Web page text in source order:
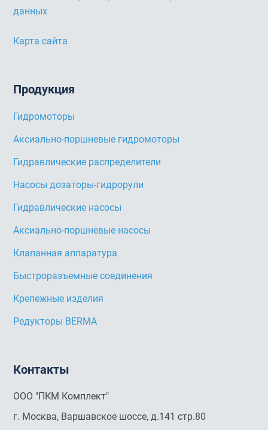
данных
Карта сайта
Продукция
Гидромоторы
Аксиально-поршневые гидромоторы
Гидравлические распределители
Насосы дозаторы-гидрорули
Гидравлические насосы
Аксиально-поршневые насосы
Клапанная аппаратура
Быстроразъемные соединения
Крепежные изделия
Редукторы BERMA
Контакты
ООО "ПКМ Комплект"
г. Москва, Варшавское шоссе, д.141 стр.80